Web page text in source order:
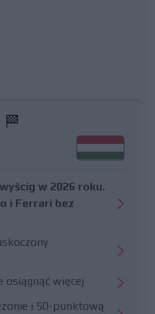
w 2026 roku.
i Ferrari bez
osiągnąć więcej
i 50-punktową